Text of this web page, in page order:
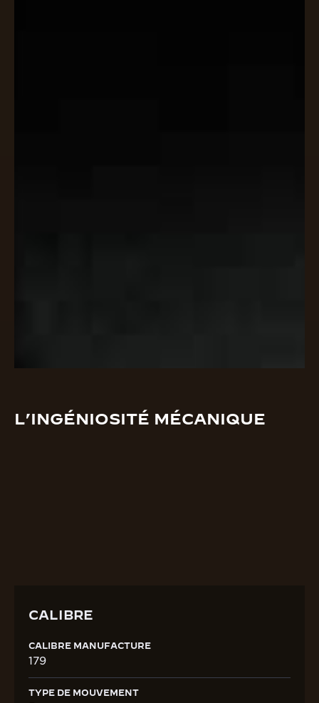
L’INGÉNIOSITÉ MÉCANIQUE
CALIBRE
CALIBRE MANUFACTURE
179
TYPE DE MOUVEMENT